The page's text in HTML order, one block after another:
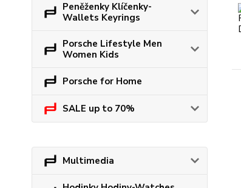
Peněženky Klíčenky-
Wallets Keyrings
Porsche Lifestyle Men
Women Kids
Porsche for Home
SALE up to 70%
Multimedia